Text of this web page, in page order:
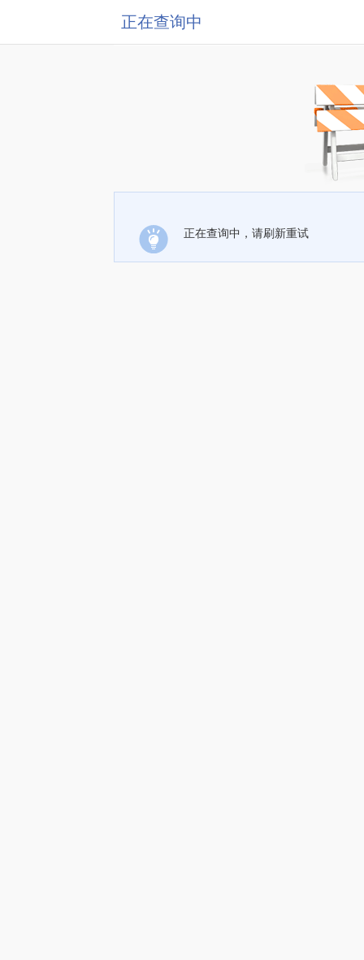
正在查询中
正在查询中，请刷新重试